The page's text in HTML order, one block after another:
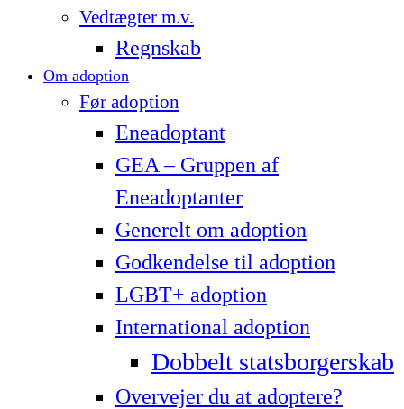
Vedtægter m.v.
Regnskab
Om adoption
Før adoption
Eneadoptant
GEA – Gruppen af
Eneadoptanter
Generelt om adoption
Godkendelse til adoption
LG­BT+ adoption
International adoption
Dobbelt statsborgerskab
Overvejer du at adoptere?